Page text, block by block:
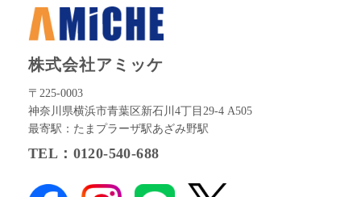
株式会社アミッケ
〒225-0003
神奈川県横浜市青葉区新石川4丁目29-4 A505
最寄駅：たまプラーザ駅あざみ野駅
TEL：0120-540-688